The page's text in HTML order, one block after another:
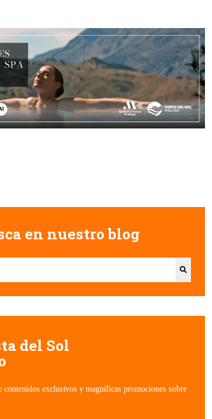
en nuestro blog
búsqueda con una función de texto predictivo.
del Sol
contenidos exclusivos y magníficas promociones sobre